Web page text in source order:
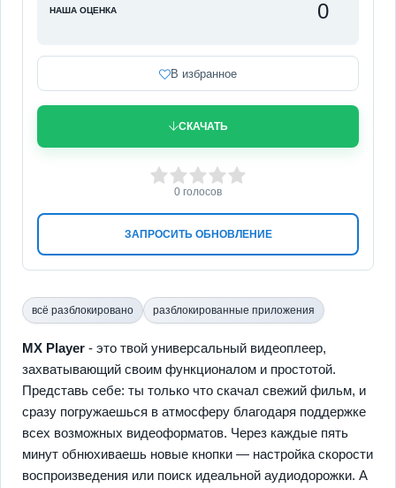
НАША ОЦЕНКА 0
В избранное
СКАЧАТЬ
ЗАПРОСИТЬ ОБНОВЛЕНИЕ
3 4 5
0 голосов
всё разблокировано разблокированные приложения
MX Player - это твой универсальный видеоплеер,
захватывающий своим функционалом и простотой.
Представь себе: ты только что скачал свежий фильм, и
сразу погружаешься в атмосферу благодаря поддержке
всех возможных видеоформатов. Через каждые пять
минут обнюхиваешь новые кнопки — настройка скорости
воспроизведения или поиск идеальной аудиодорожки. А